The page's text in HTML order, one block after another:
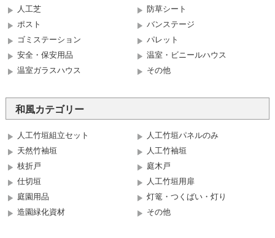
人工芝
防草シート
ポスト
バンステージ
ゴミステーション
パレット
安全・保安用品
温室・ビニールハウス
温室ガラスハウス
その他
和風カテゴリー
人工竹垣組立セット
人工竹垣パネルのみ
天然竹袖垣
人工竹袖垣
枝折戸
庭木戸
仕切垣
人工竹垣用扉
庭園用品
灯篭・つくばい・灯り
造園緑化資材
その他